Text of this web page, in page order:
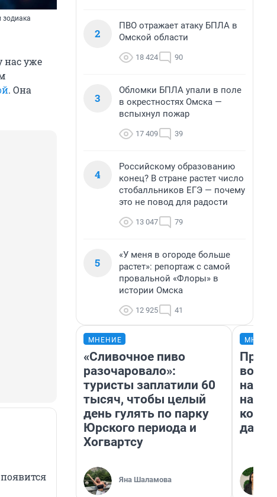
зодиака
нас уже
. Она
2
ПВО отражает атаку БПЛА в
Омской области
18 424 90
3
Обломки БПЛА упали в поле
в окрестностях Омска —
вспыхнул пожар
17 409 39
4
Российскому образованию
конец? В стране растет число
стобалльников ЕГЭ — почему
это не повод для радости
13 047 79
5
«У меня в огороде больше
растет»: репортаж с самой
провальной «Флоры» в
истории Омска
12 925 41
МНЕНИЕ
«Сливочное пиво
разочаровало»:
туристы заплатили 60
тысяч, чтобы целый
день гулять по парку
Юрского периода и
Хогвартсу
Яна Шаламова
нам
даже